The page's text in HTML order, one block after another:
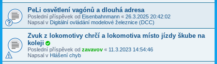
PeLi osvětlení vagónů a dlouhá adresa
Poslední příspěvek od Eisenbahnmann « 26.3.2025 20:42:02
Napsal v Digitální ovládání modelové železnice (DCC)
Zvuk z lokomotivy chrčí a lokomotiva místo jízdy škube na
koleji
Poslední příspěvek od zavavov « 11.3.2023 14:54:46
Napsal v Hlášení chyb